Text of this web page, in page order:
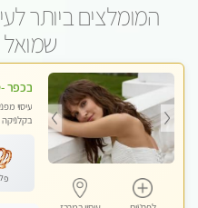
המומלצים ביותר
עיסוי
לנשים